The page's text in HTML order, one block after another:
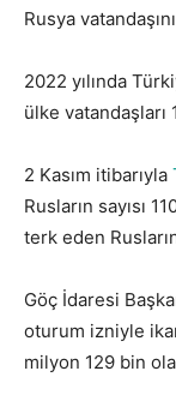
Rusya
2022 yılında
ülke
2 Kasım itibarıyla
Rusların sayısı
terk eden
Göç İdaresi
oturum izniyle
milyon 129 bin